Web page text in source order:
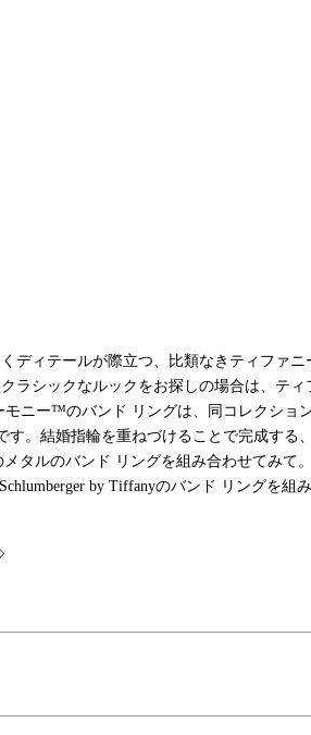
ィテールが際立つ、比類なきティファ
シックなルックをお探しの場合は、テ
ニー™のバンド リングは、同コレクショ
。結婚指輪を重ねづけることで完成す
タルのバンド リングを組み合わせてみ
by Tiffanyのバンド リングを